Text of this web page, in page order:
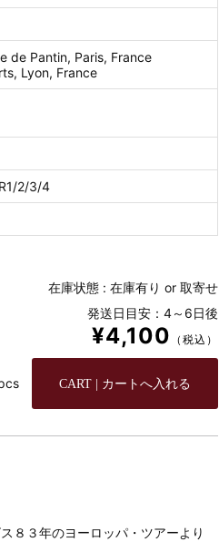
de Pantin, Paris, France
Lyon, France
2/3/4
在庫状態 : 在庫有り or 取寄せ
発送日目安：4～6日後
¥4,100 （税込）
８３年のヨーロッパ・ツアーより